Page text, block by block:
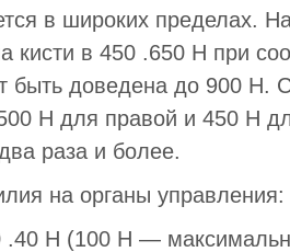
в широких пределах.
кисти в 450 .650 Н при
быть доведена до 900 Н.
Н для правой и 450 Н
раза и более.
на органы управления:
.40 Н (100 Н —